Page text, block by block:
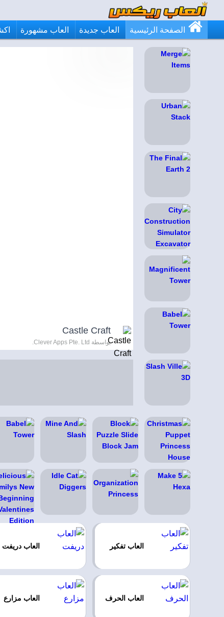
الصفحة الرئيسية العاب جديدة العاب مشهورة
Castle Craft
بواسطة Clever Apps Pte. Ltd.
العاب تفكير العاب دريفت
العاب الحرف العاب مزارع